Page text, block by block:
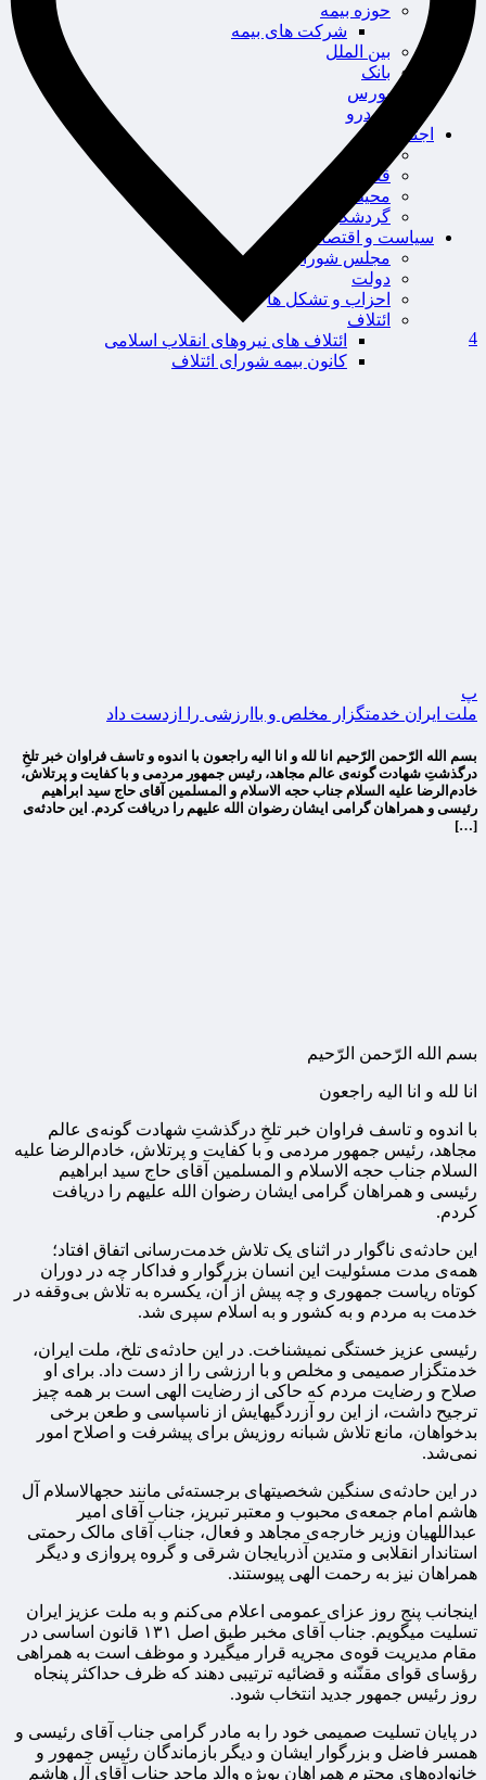
حوزه بیمه
شرکت های بیمه
بین الملل
بانک
بورس
خودرو
اجتماعی
سلامت
قضایی
محیط زیست
گردشگری
سیاست و اقتصاد
مجلس شورای اسلامی
دولت
احزاب و تشکل ها
ائتلاف
ائتلاف های نیروهای انقلاب اسلامی
کانون بیمه شورای ائتلاف
4
پ
ملت ایران خدمتگزار مخلص و باارزشی را ازدست داد
بسم الله الرّحمن الرّحیم انا لله و انا الیه راجعون با اندوه و تاسف فراوان خبر تلخِ
درگذشتِ شهادت گونه‌ی عالم مجاهد، رئیس جمهور مردمی و با کفایت و پرتلاش،
خادم‌الرضا علیه السلام جناب حجه الاسلام و المسلمین آقای حاج سید ابراهیم
رئیسی و همراهان گرامی ایشان رضوان الله علیهم را دریافت کردم. این حادثه‌ی
[…]
بسم الله الرّحمن الرّحیم
انا لله و انا الیه راجعون
با اندوه و تاسف فراوان خبر تلخِ درگذشتِ شهادت گونه‌ی عالم
مجاهد، رئیس جمهور مردمی و با کفایت و پرتلاش، خادم‌الرضا علیه
السلام جناب حجه الاسلام و المسلمین آقای حاج سید ابراهیم
رئیسی و همراهان گرامی ایشان رضوان الله علیهم را دریافت
کردم.
این حادثه‌ی ناگوار در اثنای یک تلاش خدمت‌رسانی اتفاق افتاد؛
همه‌ی مدت مسئولیت این انسان بزرگوار و فداکار چه در دوران
کوتاه ریاست جمهوری و چه پیش از آن، یکسره به تلاش بی‌وقفه در
خدمت به مردم و به کشور و به اسلام سپری شد.
رئیسی عزیز خستگی نمیشناخت. در این حادثه‌ی تلخ، ملت ایران،
خدمتگزار صمیمی و مخلص و با ارزشی را از دست داد. برای او
صلاح و رضایت مردم که حاکی از رضایت الهی است بر همه چیز
ترجیح داشت، از این رو آزردگیهایش از ناسپاسی و طعن برخی
بدخواهان، مانع تلاش شبانه روزیش برای پیشرفت و اصلاح امور
نمی‌شد.
در این حادثه‌ی سنگین شخصیتهای برجسته‌ئی مانند حجهالاسلام آل
هاشم امام جمعه‌ی محبوب و معتبر تبریز، جناب آقای امیر
عبداللهیان وزیر خارجه‌ی مجاهد و فعال، جناب آقای مالک رحمتی
استاندار انقلابی و متدین آذربایجان شرقی و گروه پروازی و دیگر
همراهان نیز به رحمت الهی پیوستند.
اینجانب پنج روز عزای عمومی اعلام می‌کنم و به ملت عزیز ایران
تسلیت میگویم. جناب آقای مخبر طبق اصل ۱۳۱ قانون اساسی در
مقام مدیریت قوه‌ی مجریه قرار میگیرد و موظف است به همراهی
رؤسای قوای مقنّنه و قضائیه ترتیبی دهند که ظرف حداکثر پنجاه
روز رئیس جمهور جدید انتخاب شود.
در پایان تسلیت صمیمی خود را به مادر گرامی جناب آقای رئیسی و
همسر فاضل و بزرگوار ایشان و دیگر بازماندگان رئیس جمهور و
خانواده‌های محترم همراهان بویژه والد ماجد جناب آقای آل هاشم